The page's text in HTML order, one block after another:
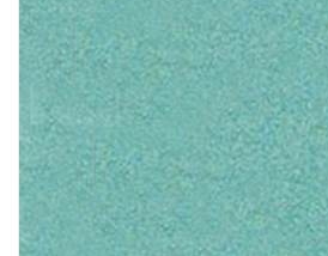
SPECIALS
WERKZEUGE